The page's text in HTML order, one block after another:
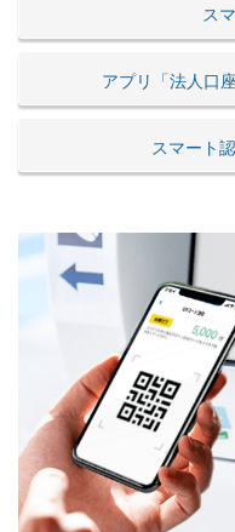
ス
アプリ「法人口
スマート